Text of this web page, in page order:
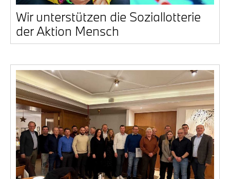
Wir unter­stüt­zen die Sozi­al­lot­te­rie
der Akti­on Mensch